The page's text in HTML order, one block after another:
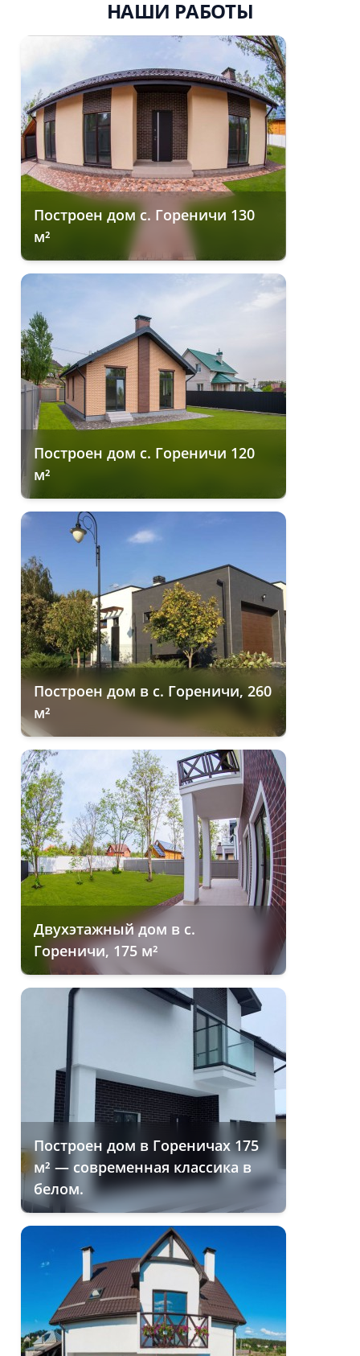
НАШИ РАБОТЫ
Построен дом с. Гореничи 130
м²
Построен дом с. Гореничи 120
м²
Построен дом в с. Гореничи, 260
м²
Двухэтажный дом в с.
Гореничи, 175 м²
Построен дом в Гореничах 175
м² — современная классика в
белом.